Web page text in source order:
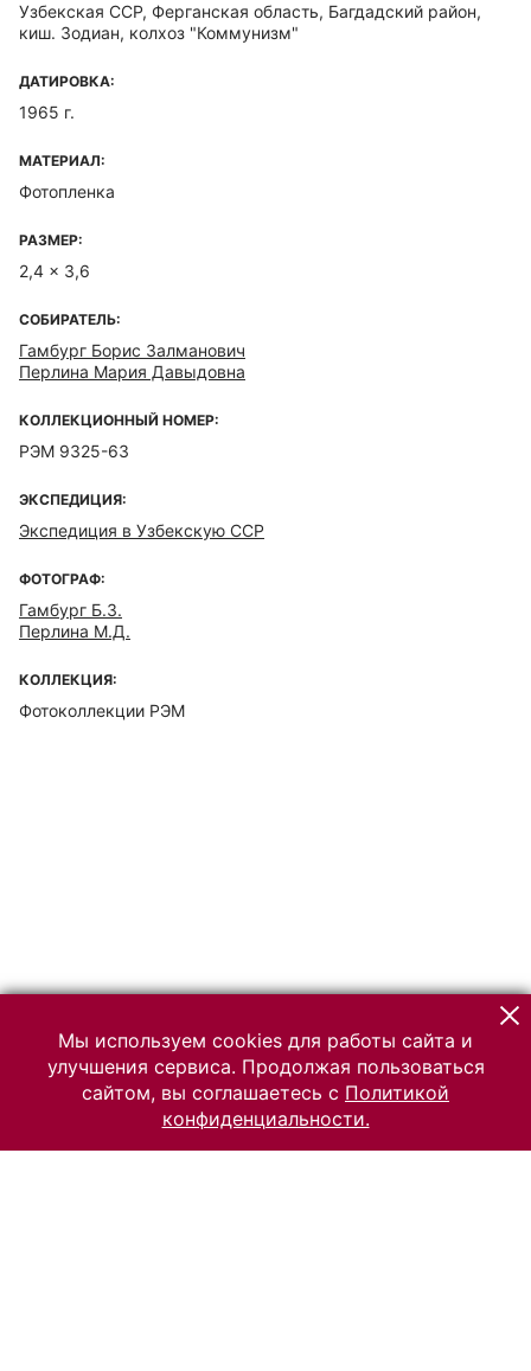
Узбекская ССР, Ферганская область, Багдадский район,
киш. Зодиан, колхоз "Коммунизм"
ДАТИРОВКА:
1965 г.
МАТЕРИАЛ:
Фотопленка
РАЗМЕР:
2,4 x 3,6
СОБИРАТЕЛЬ:
Гамбург Борис Залманович
Перлина Мария Давыдовна
КОЛЛЕКЦИОННЫЙ НОМЕР:
РЭМ 9325-63
ЭКСПЕДИЦИЯ:
Экспедиция в Узбекскую ССР
ФОТОГРАФ:
Гамбург Б.З.
Перлина М.Д.
КОЛЛЕКЦИЯ:
Фотоколлекции РЭМ
Мы используем cookies для работы сайта и
улучшения сервиса. Продолжая пользоваться
сайтом, вы соглашаетесь с Политикой
конфиденциальности.